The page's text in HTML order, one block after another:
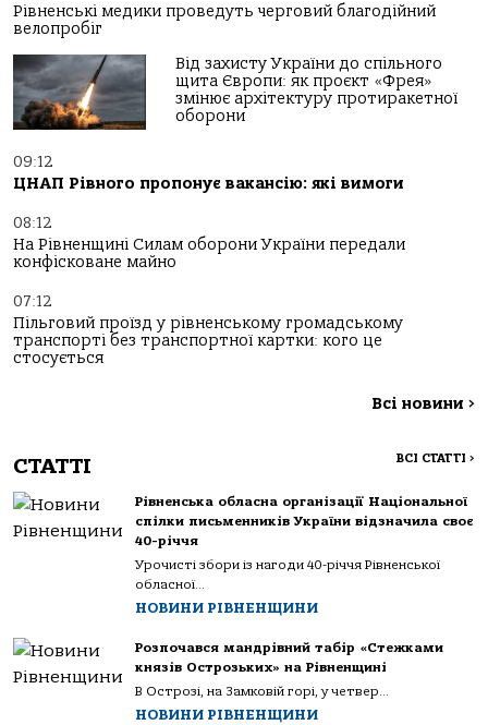
Рівненські медики проведуть черговий благодійний
велопробіг
Від захисту України до спільного
щита Європи: як проєкт «Фрея»
змінює архітектуру протиракетної
оборони
09:12
ЦНАП Рівного пропонує вакансію: які вимоги
08:12
На Рівненщині Силам оборони України передали
конфісковане майно
07:12
Пільговий проїзд у рівненському громадському
транспорті без транспортної картки: кого це
стосується
Всі новини >
СТАТТІ ВСІ СТАТТІ >
Рівненська обласна організації Національної
спілки письменників України відзначила своє
40-річчя
Урочисті збори із нагоди 40-річчя Рівненської
обласної...
НОВИНИ РІВНЕНЩИНИ
Розпочався мандрівний табір «Стежками
князів Острозьких» на Рівненщині
В Острозі, на Замковій горі, у четвер...
НОВИНИ РІВНЕНЩИНИ